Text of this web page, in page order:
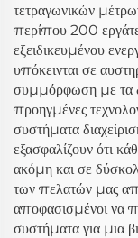
τετραγωνικών
περίπου 200
εξειδικευμένου
υπόκεινται σε
συμμόρφωση με τα
προηγμένες
συστήματα
εξασφαλίζουν ότι
ακόμη και σε
των πελατών μας
αποφασισμένοι να
συστήματα για μια